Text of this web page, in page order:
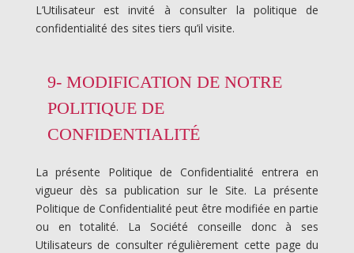
L’Utilisateur est invité à consulter la politique de
confidentialité des sites tiers qu’il visite.
9- MODIFICATION DE NOTRE
POLITIQUE DE
CONFIDENTIALITÉ
La présente Politique de Confidentialité entrera en
vigueur dès sa publication sur le Site. La présente
Politique de Confidentialité peut être modifiée en partie
ou en totalité. La Société conseille donc à ses
Utilisateurs de consulter régulièrement cette page du